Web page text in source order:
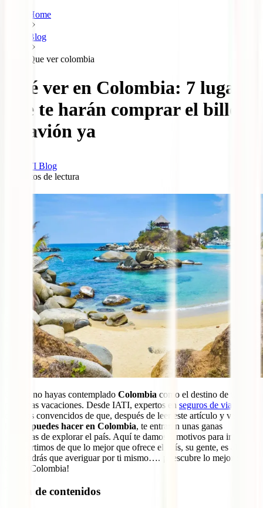
Home
Blog
Que ver colombia
Qué ver en Colombia: 7 lugares
que te harán comprar el billete
de avión ya
IATI Blog
minutos de lectura
Quizás no hayas contemplado Colombia como el destino de tus
próximas vacaciones. Desde IATI, expertos en seguros de viaje
estamos convencidos de que, después de leer este artículo y ver todo
lo que puedes hacer en Colombia, te entrarán unas ganas
inmensas de explorar el país. Aquí te damos 7 motivos para ir pero
te advertimos de que lo mejor que ofrece el país, su gente, es algo
que tendrás que averiguar por ti mismo…. ¡Descubre lo mejor que
ver en Colombia!
Tabla de contenidos